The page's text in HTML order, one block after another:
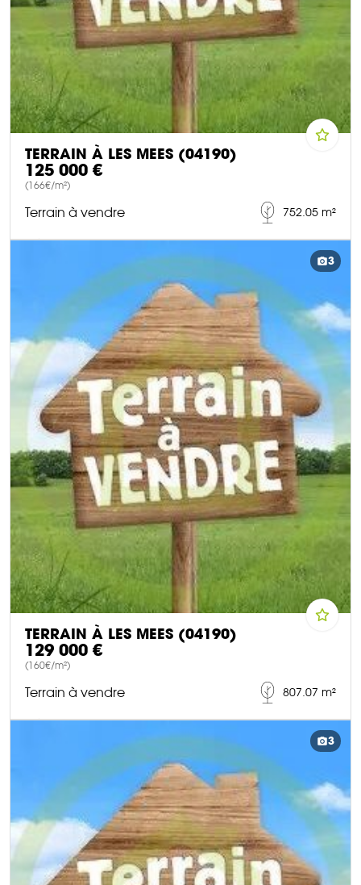
TERRAIN À LES MEES (04190)
125 000 €
(166€/m²)
Terrain à vendre 752.05 m²
3
TERRAIN À LES MEES (04190)
129 000 €
(160€/m²)
Terrain à vendre 807.07 m²
3